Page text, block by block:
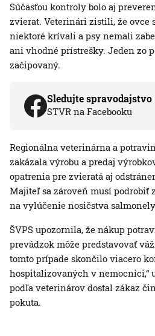
Súčasťou kontroly bolo aj
zvierat. Veterinári zistili, že ovce
niektoré krívali a psy nemali
ani vhodné prístrešky. Jeden zo
začipovaný.
Sledujte spravodajstvo
STVR na Facebooku
Regionálna veterinárna a
zakázala výrobu a predaj
opatrenia pre zvieratá aj
Majiteľ sa zároveň musí podrobiť
na vylúčenie nosičstva
ŠVPS upozornila, že nákup
prevádzok môže predstavovať
tomto prípade skončilo viacero
hospitalizovaných v nemocnici,“
podľa veterinárov dostal zákaz
pokuta.